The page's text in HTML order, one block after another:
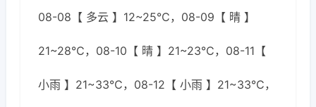
08-08【 多云 】12~25℃，08-09【 晴 】
21~28℃，08-10【 晴 】21~23℃，08-11【
小雨 】21~33℃，08-12【 小雨 】21~33℃，